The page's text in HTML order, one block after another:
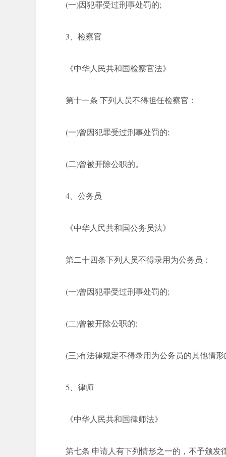
(一)因犯罪受过刑事处罚的;
3、检察官
《中华人民共和国检察官法》
第十一条 下列人员不得担任检察官：
(一)曾因犯罪受过刑事处罚的;
(二)曾被开除公职的。
4、公务员
《中华人民共和国公务员法》
第二十四条下列人员不得录用为公务员：
(一)曾因犯罪受过刑事处罚的;
(二)曾被开除公职的;
(三)有法律规定不得录用为公务员的其他情形
5、律师
《中华人民共和国律师法》
第七条 申请人有下列情形之一的，不予颁发